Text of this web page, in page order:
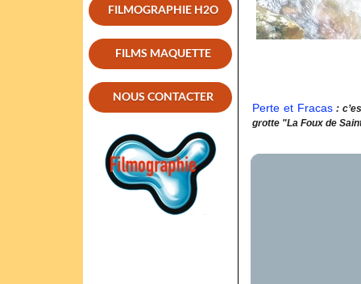
FILMOGRAPHIE H2O
FILMS MAQUETTE
NOUS CONTACTER
Perte et Fracas :
grotte "La Foux de